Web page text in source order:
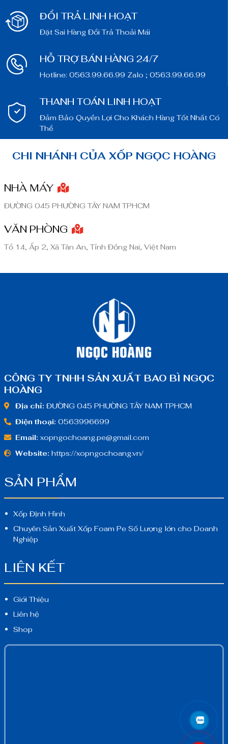
ĐỔI TRẢ LINH HOẠT
Đặt Sai Hàng Đổi Trả Thoải Mái
HỖ TRỢ BÁN HÀNG 24/7
Hotline: 0563.99.66.99 Zalo ; 0563.99.66.99
THANH TOÁN LINH HOẠT
Đảm Bảo Quyền Lợi Cho Khách Hàng Tốt Nhất Có
Thể
CHI NHÁNH CỦA XỐP NGỌC HOÀNG
NHÀ MÁY
ĐƯỜNG 045 PHƯỜNG TÂY NAM TPHCM
VĂN PHÒNG
Tổ 14, Ấp 2, Xã Tân An, Tỉnh Đồng Nai, Việt Nam
CÔNG TY TNHH SẢN XUẤT BAO BÌ NGỌC
HOÀNG
Địa chỉ: ĐƯỜNG 045 PHƯỜNG TÂY NAM TPHCM
Điện thoại: 0563996699
Email: xopngochoang.pe@gmail.com
Website: https://xopngochoang.vn/
SẢN PHẨM
Xốp Định Hình
Chuyên Sản Xuất Xốp Foam Pe Số Lượng lớn cho Doanh
Nghiệp
LIÊN KẾT
Giới Thiệu
Liên hệ
Shop